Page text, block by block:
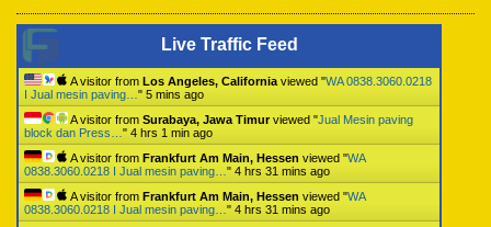
Live Traffic Feed
A visitor from Los Angeles, California viewed "WA 0838.3060.0218
I Jual mesin paving… " 5 mins ago
A visitor from Surabaya, Jawa Timurviewed "Jual Mesin paving
block dan Press… " 4 hrs 2 mins ago
A visitor from Frankfurt Am Main, Hessen viewed "WA
0838.3060.0218 I Jual mesin paving… " 4 hrs 31 mins ago
A visitor from Frankfurt Am Main, Hessen viewed "WA
0838.3060.0218 I Jual mesin paving… " 4 hrs 31 mins ago